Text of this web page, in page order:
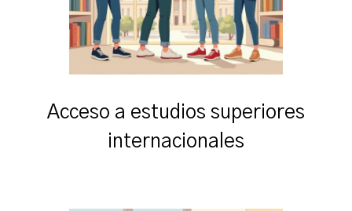
Acceso a estudios superiores
internacionales